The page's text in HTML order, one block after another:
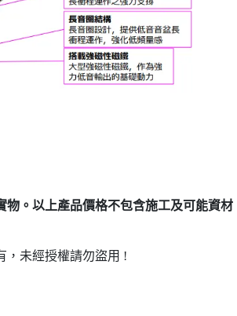
。以上產品價格不包含施工及可能資
，未經授權請勿盜用 !